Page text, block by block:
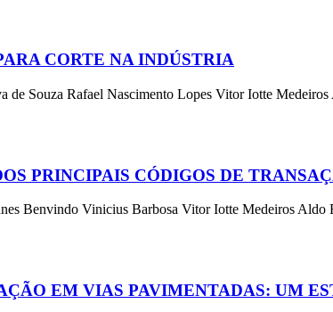
CORTE NA INDÚSTRIA
de Souza Rafael Nascimento Lopes Vitor Iotte
PRINCIPAIS CÓDIGOS DE
Benvindo Vinicius Barbosa Vitor Iotte Medeiros Aldo
EM VIAS PAVIMENTADAS: UM